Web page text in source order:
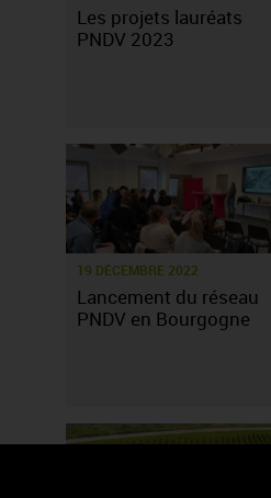
Les projets lauréats
PNDV 2023
19 DÉCEMBRE 2022
Lancement du réseau
PNDV en Bourgogne